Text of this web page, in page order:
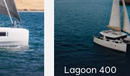
Lagoon 400